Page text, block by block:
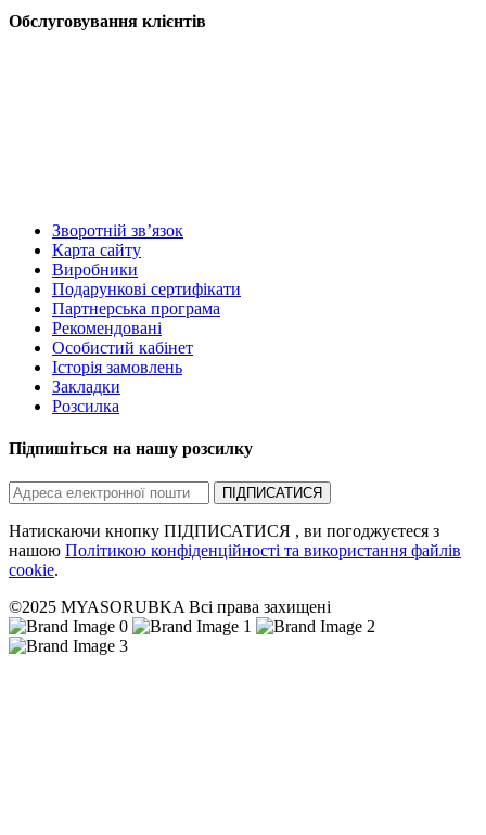
Обслуговування клієнтів
Зворотній зв’язок
Карта сайту
Виробники
Подарункові сертифікати
Партнерська програма
Рекомендовані
Особистий кабінет
Історія замовлень
Закладки
Розсилка
Підпишіться на нашу розсилку
ПІДПИСАТИСЯ
Натискаючи кнопку ПІДПИСАТИСЯ , ви погоджуєтеся з
нашою Політикою конфіденційності та використання файлів
cookie.
©2025 MYASORUBKA Всі права захищені